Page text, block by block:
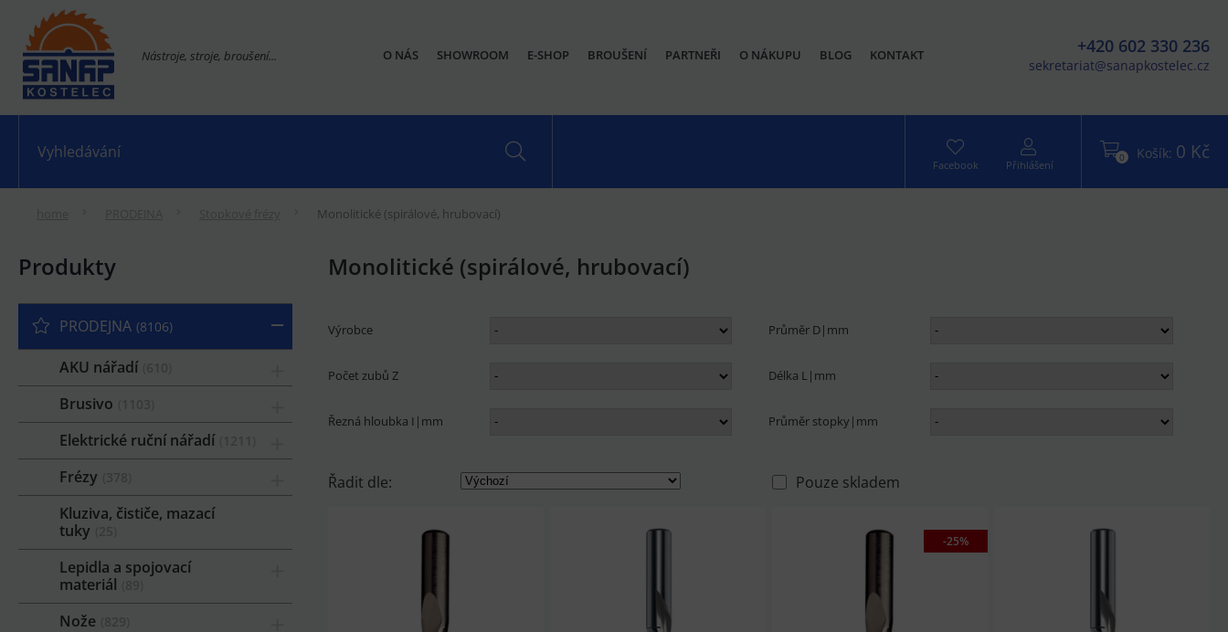
Nástroje, stroje, broušení... +420 602 330 236
sekretariat@sanapkostelec.cz
O NÁS SHOWROOM E-SHOP BROUŠENÍ PARTNEŘI O NÁKUPU BLOG KONTAKT
0 Košík: 0 Kč
Facebook Přihlášení
Monolitické (spirálové, hrubovací)
Produkty
PRODEJNA 8106
AKU nářadí
Brusivo
Elektrické ruční nářadí
Frézy
Kluziva, čističe, mazací
tuky
Lepidla a spojovací
materiál
Nože
Monolitické (spirálové, hrubovací)
Výrobce Průměr D|mm
Počet zubů Z Délka L|mm
Řezná hloubka I|mm Průměr stopky|mm
Řadit dle: Pouze skladem
-25%